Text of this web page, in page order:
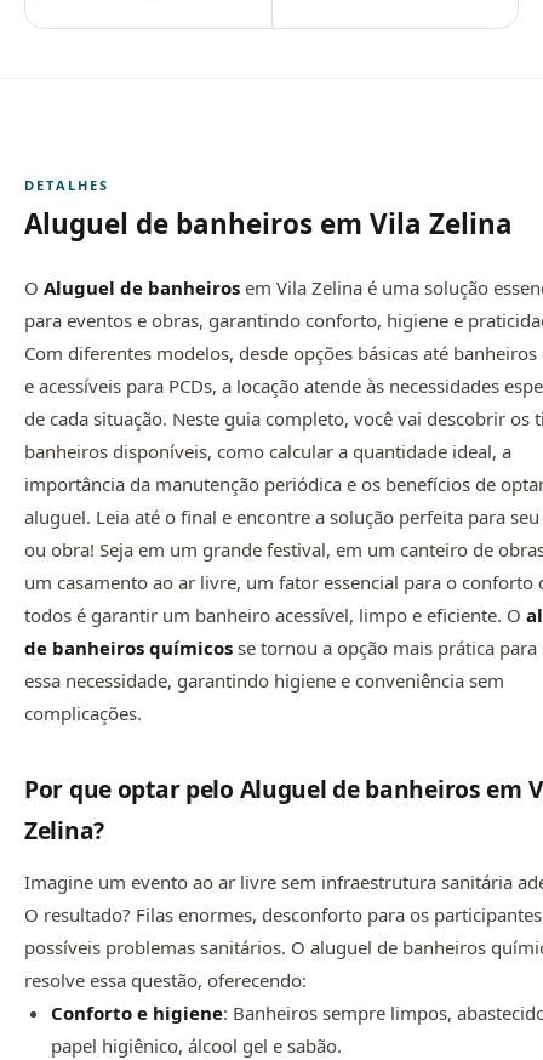
DETALHES
Aluguel de banheiros em Vila Zelina
O Aluguel de banheiros em Vila Zelina é uma solução
para eventos e obras, garantindo conforto, higiene e
Com diferentes modelos, desde opções básicas até
e acessíveis para PCDs, a locação atende às necessidades
de cada situação. Neste guia completo, você vai descobrir os
banheiros disponíveis, como calcular a quantidade ideal, a
importância da manutenção periódica e os benefícios de
aluguel. Leia até o final e encontre a solução perfeita para
ou obra! Seja em um grande festival, em um canteiro de
um casamento ao ar livre, um fator essencial para o conforto
todos é garantir um banheiro acessível, limpo e eficiente. O
de banheiros químicos se tornou a opção mais prática
essa necessidade, garantindo higiene e conveniência sem
complicações.
Por que optar pelo Aluguel de banheiros em
Zelina?
Imagine um evento ao ar livre sem infraestrutura sanitária
O resultado? Filas enormes, desconforto para os
possíveis problemas sanitários. O aluguel de banheiros
resolve essa questão, oferecendo:
Conforto e higiene: Banheiros sempre limpos,
papel higiênico, álcool gel e sabão.